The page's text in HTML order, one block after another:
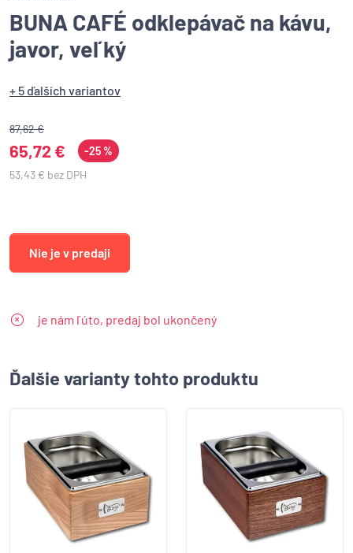
BUNA CAFÉ odklepávač na kávu,
javor, veľký
+ 5 ďalších variantov
87,62 €
65,72 €
-25 %
53,43 € bez DPH
Nie je v predaji
je nám ľúto, predaj bol ukončený
Ďalšie varianty tohto produktu